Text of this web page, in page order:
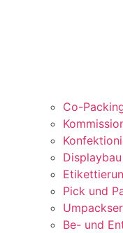
Co-
Displaybau
Pick und
Be- und